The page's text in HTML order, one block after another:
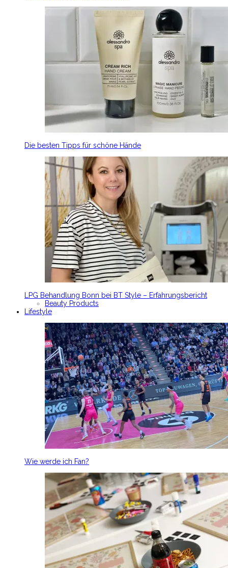
Die besten Tipps für schöne Hände
LPG Behandlung Bonn bei BT Style – Erfahrungsbericht
Beauty Products
Lifestyle
Wie werde ich Fan?